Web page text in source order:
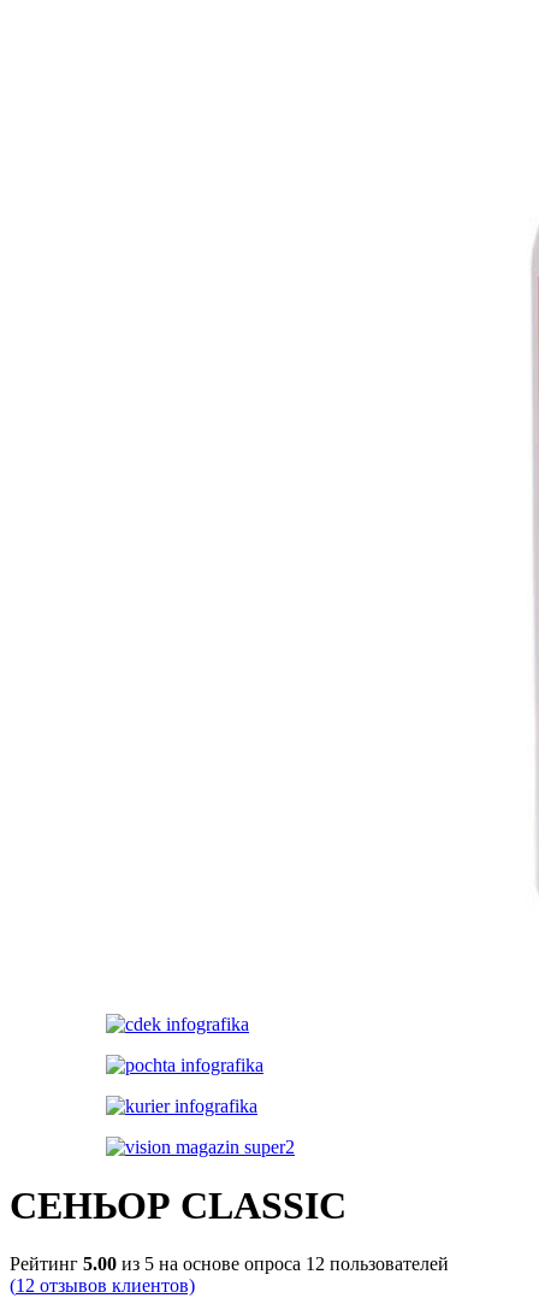
СЕНЬОР CLASSIC
Рейтинг 5.00 из 5 на основе опроса 12 пользователей
(12 отзывов клиентов)